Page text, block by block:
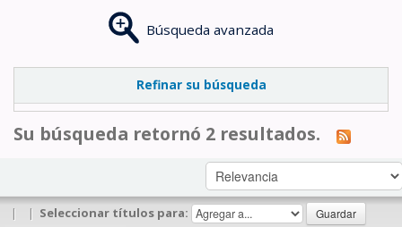
Búsqueda avanzada
Refinar su búsqueda
Su búsqueda retornó 2 resultados.
| | Seleccionar títulos para: